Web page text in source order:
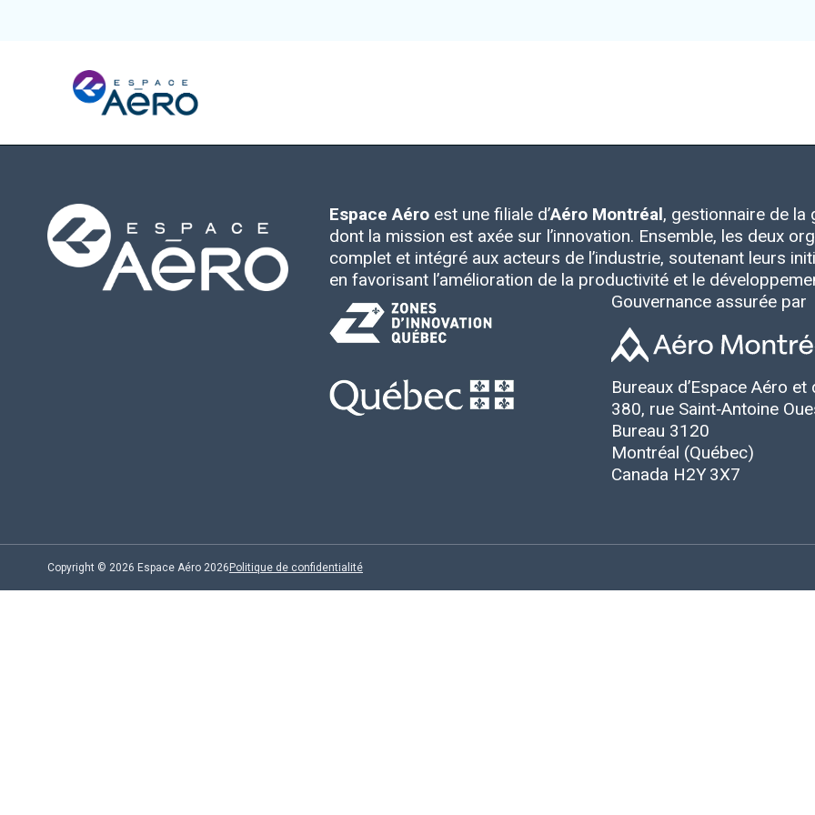
À propos
Pôles et chantiers
Initiatives
Espace Aéro est une filiale d’Aéro Montréal, gestionnaire de
dont la mission est axée sur l’innovation. Ensemble, les deux
complet et intégré aux acteurs de l’industrie, soutenant leurs
en favorisant l’amélioration de la productivité et le
Gouvernance assurée par
Bureaux d’Espace Aéro et
380, rue Saint‑Antoine
Bureau 3120
Montréal (Québec)
Canada H2Y 3X7
Copyright © 2026 Espace Aéro 2026 Politique de confidentialité